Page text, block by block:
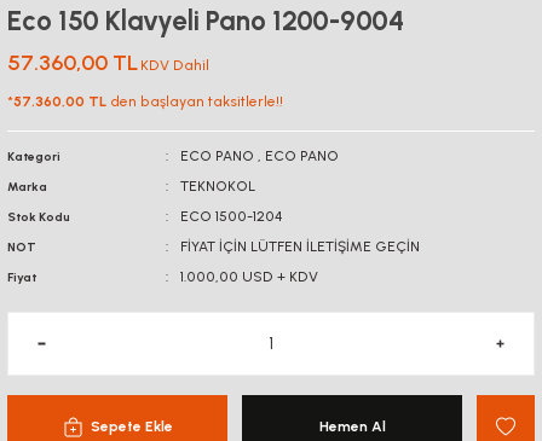
Eco 150 Klavyeli Pano 1200-9004
57.360,00 TL KDV Dahil
*57.360,00 TL den başlayan taksitlerle!!
Kategori ECO PANO , ECO PANO
Marka TEKNOKOL
Stok Kodu ECO 1500-1204
NOT FİYAT İÇİN LÜTFEN İLETİŞİME GEÇİN
Fiyat 1.000,00 USD + KDV
Sepete Ekle Hemen Al